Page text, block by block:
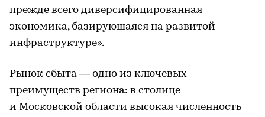
прежде всего диверсифицированная
экономика, базирующаяся на развитой
инфраструктуре».
Рынок сбыта — одно из ключевых
преимуществ региона: в столице
и Московской области высокая численность